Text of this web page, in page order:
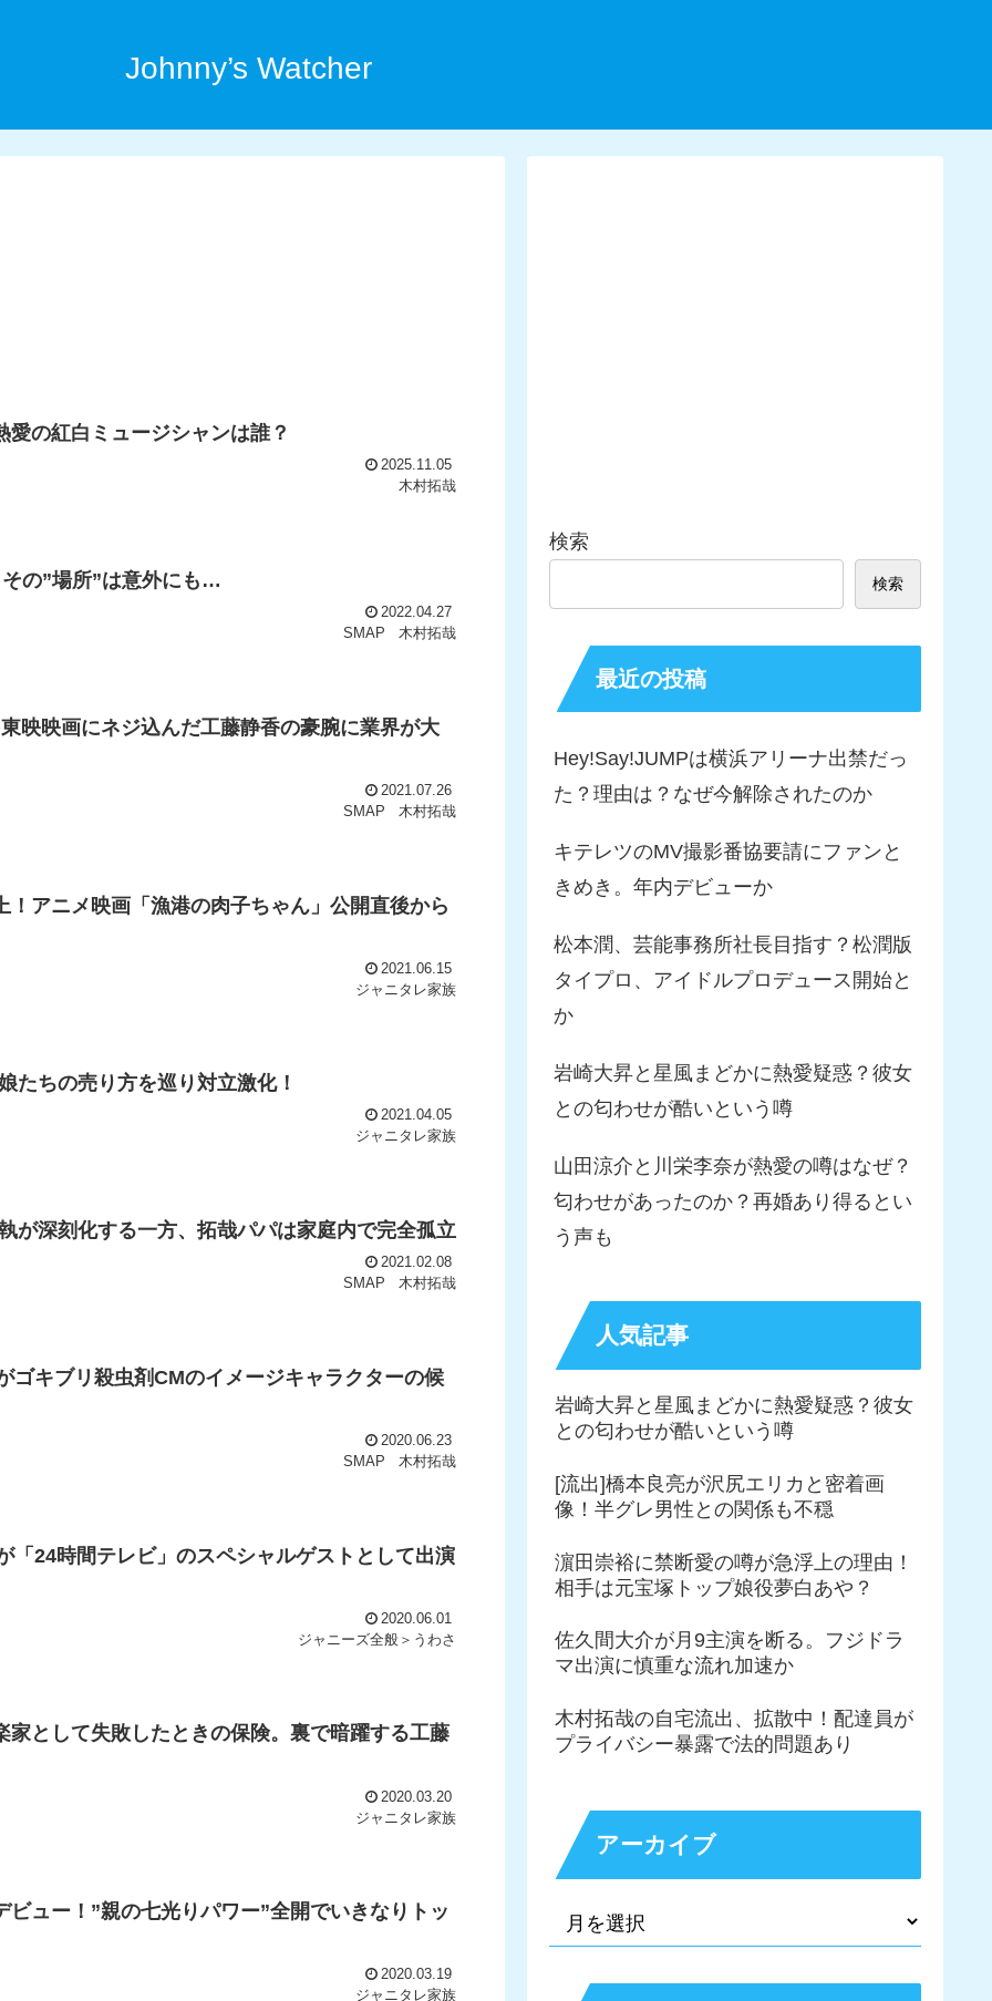
Johnny’s Watcher
の紅白ミュージシャンは誰？
2025.11.05
木村拓哉
の”場所”は意外にも…
2022.04.27
SMAP
木村拓哉
映映画にネジ込んだ工藤静香の豪腕に業界が大
2021.07.26
SMAP
木村拓哉
アニメ映画「漁港の肉子ちゃん」公開直後から
2021.06.15
ジャニタレ家族
たちの売り方を巡り対立激化！
2021.04.05
ジャニタレ家族
が深刻化する一方、拓哉パパは家庭内で完全孤立
2021.02.08
SMAP
木村拓哉
キブリ殺虫剤CMのイメージキャラクターの候
2020.06.23
SMAP
木村拓哉
24時間テレビ」のスペシャルゲストとして出演
2020.06.01
ジャニーズ全般＞うわさ
として失敗したときの保険。裏で暗躍する工藤
2020.03.20
ジャニタレ家族
ュー！”親の七光りパワー”全開でいきなりトッ
2020.03.19
ジャニタレ家族
検索
検索
最近の投稿
Hey!Say!JUMPは横浜アリーナ出禁だっ
た？理由は？なぜ今解除されたのか
キテレツのMV撮影番協要請にファンと
きめき。年内デビューか
松本潤、芸能事務所社長目指す？松潤版
タイプロ、アイドルプロデュース開始と
か
岩崎大昇と星風まどかに熱愛疑惑？彼女
との匂わせが酷いという噂
山田涼介と川栄李奈が熱愛の噂はなぜ？
匂わせがあったのか？再婚あり得るとい
う声も
人気記事
岩崎大昇と星風まどかに熱愛疑惑？彼女
との匂わせが酷いという噂
[流出]橋本良亮が沢尻エリカと密着画
像！半グレ男性との関係も不穏
濵田崇裕に禁断愛の噂が急浮上の理由！
相手は元宝塚トップ娘役夢白あや？
佐久間大介が月9主演を断る。フジドラ
マ出演に慎重な流れ加速か
木村拓哉の自宅流出、拡散中！配達員が
プライバシー暴露で法的問題あり
アーカイブ